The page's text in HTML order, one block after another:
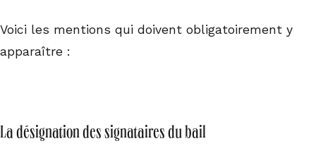
Voici les mentions qui doivent obligatoirement y
apparaître :
La désignation des signataires du bail